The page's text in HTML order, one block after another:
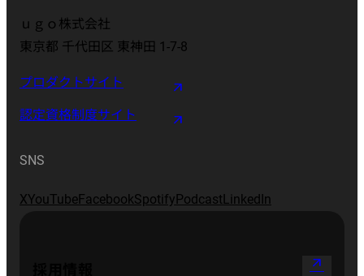
ｕｇｏ株式会社
東京都 千代田区 東神田 1-7-8
プロダクトサイト
認定資格制度サイト
SNS
XYouTubeFacebookSpotifyPodcastLinkedIn
arrow_outward